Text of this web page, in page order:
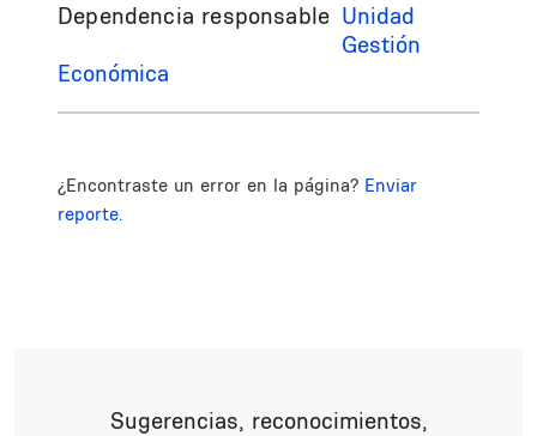
Dependencia responsable Unidad
Gestión
Económica
¿Encontraste un error en la página? Enviar
reporte.
Sugerencias, reconocimientos,